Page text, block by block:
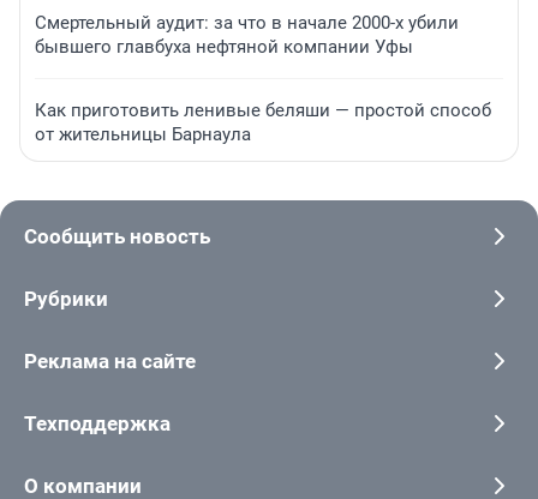
Смертельный аудит: за что в начале 2000-х убили
бывшего главбуха нефтяной компании Уфы
Как приготовить ленивые беляши — простой способ
от жительницы Барнаула
Сообщить новость
Рубрики
Реклама на сайте
Техподдержка
О компании